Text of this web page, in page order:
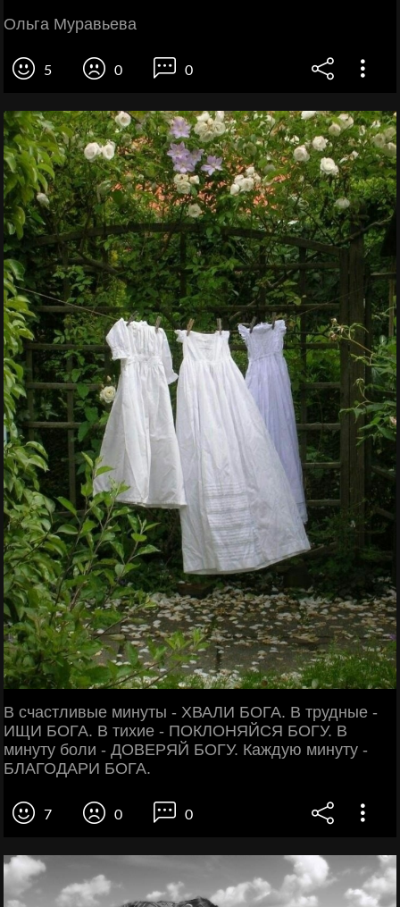
Ольга Муравьева
5 0 0
В счастливые минуты - ХВАЛИ БОГА. В трудные -
ИЩИ БОГА. В тихие - ПОКЛОНЯЙСЯ БОГУ. В
минуту боли - ДОВЕРЯЙ БОГУ. Каждую минуту -
БЛАГОДАРИ БОГА.
7 0 0